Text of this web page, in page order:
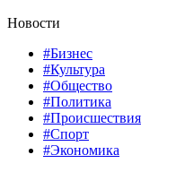
Новости
#Бизнес
#Культура
#Общество
#Политика
#Происшествия
#Спорт
#Экономика